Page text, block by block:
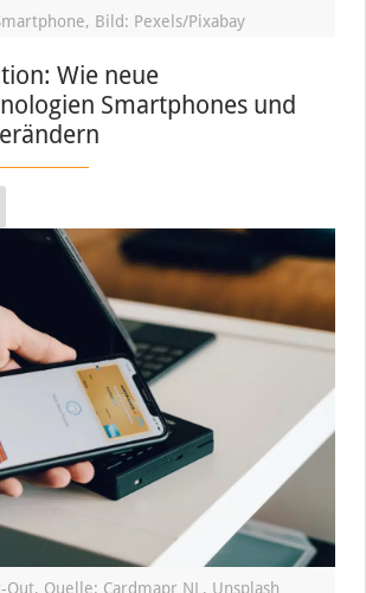
Bild: Pexels/Pixabay
Wie neue
Smartphones und
Out, Quelle: Cardmapr NL, Unsplash